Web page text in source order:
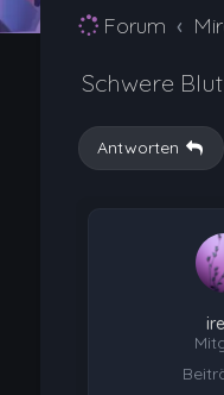
Forum
Schwere
Antworten